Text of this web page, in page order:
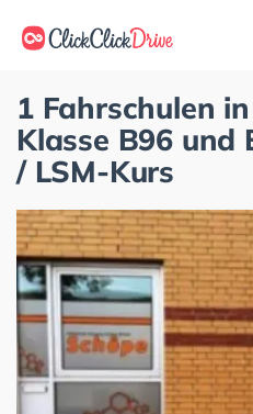
1 Fahrschulen
Klasse B96 und
/ LSM-Kurs